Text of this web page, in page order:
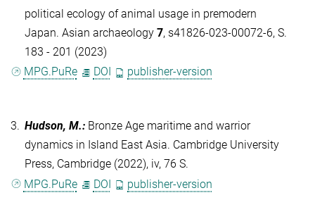
political ecology of animal usage in premodern
Japan. Asian archaeology 7, s41826-023-00072-6, S.
183 - 201 (2023)
MPG.PuRe
DOI publisher-version
3. Hudson, M.: Bronze Age maritime and warrior
dynamics in Island East Asia. Cambridge University
Press, Cambridge (2022), iv, 76 S.
MPG.PuRe
DOI publisher-version